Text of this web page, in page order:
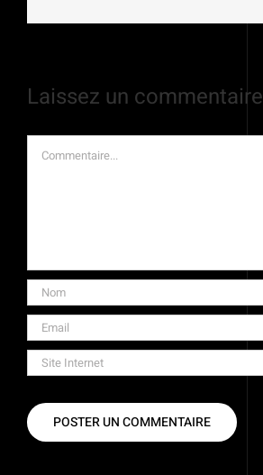
Laissez un commentaire
Commentaire